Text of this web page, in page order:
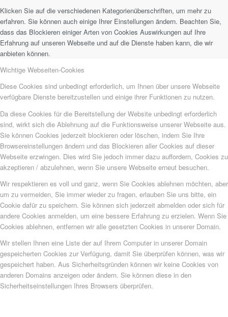
Klicken Sie auf die verschiedenen Kategorienüberschriften, um mehr zu
erfahren. Sie können auch einige Ihrer Einstellungen ändern. Beachten Sie,
dass das Blockieren einiger Arten von Cookies Auswirkungen auf Ihre
Erfahrung auf unseren Webseite und auf die Dienste haben kann, die wir
anbieten können.
Wichtige Webseiten-Cookies
Diese Cookies sind unbedingt erforderlich, um Ihnen über unsere Webseite
verfügbare Dienste bereitzustellen und einige ihrer Funktionen zu nutzen.
Da diese Cookies für die Bereitstellung der Website unbedingt erforderlich
sind, wirkt sich die Ablehnung auf die Funktionsweise unserer Webseite aus.
Sie können Cookies jederzeit blockieren oder löschen, indem Sie Ihre
Browsereinstellungen ändern und das Blockieren aller Cookies auf dieser
Webseite erzwingen. Dies wird Sie jedoch immer dazu auffordern, Cookies zu
akzeptieren / abzulehnen, wenn Sie unsere Webseite erneut besuchen.
Wir respektieren es voll und ganz, wenn Sie Cookies ablehnen möchten, aber
um zu vermeiden, Sie immer wieder zu fragen, erlauben Sie uns bitte, ein
Cookie dafür zu speichern. Sie können sich jederzeit abmelden oder sich für
andere Cookies anmelden, um eine bessere Erfahrung zu erzielen. Wenn Sie
Cookies ablehnen, entfernen wir alle gesetzten Cookies in unserer Domain.
Wir stellen Ihnen eine Liste der auf Ihrem Computer in unserer Domain
gespeicherten Cookies zur Verfügung, damit Sie überprüfen können, was wir
gespeichert haben. Aus Sicherheitsgründen können wir keine Cookies von
anderen Domains anzeigen oder ändern. Sie können diese in den
Sicherheitseinstellungen Ihres Browsers überprüfen.